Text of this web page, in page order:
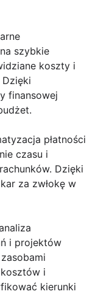
szybkie
koszty i
finansowej
płatności
czasu i
Dzięki
za zwłokę w
i projektów
i
kierunki